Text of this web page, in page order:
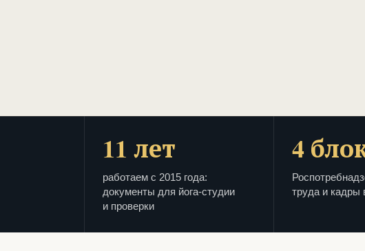
11 лет
работаем с 2015 года:
документы для йога-студии
и проверки
4
труда и кадры